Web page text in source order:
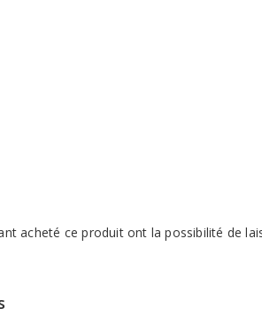
acheté ce produit ont la possibilité de